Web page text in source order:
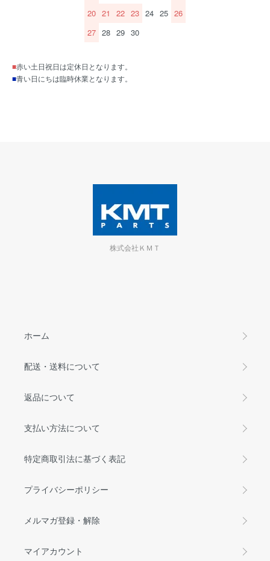
20 21 22 23 24 25 26
27 28 29 30
■赤い土日祝日は定休日となります。
■青い日にちは臨時休業となります。
株式会社ＫＭＴ
ホーム
配送・送料について
返品について
支払い方法について
特定商取引法に基づく表記
プライバシーポリシー
メルマガ登録・解除
マイアカウント